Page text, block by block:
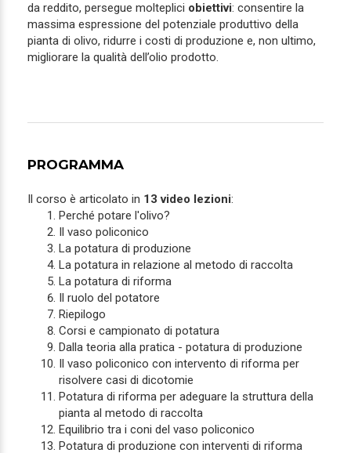
da reddito, persegue molteplici obiettivi: consentire la
massima espressione del potenziale produttivo della
pianta di olivo, ridurre i costi di produzione e, non ultimo,
migliorare la qualità dell’olio prodotto.
PROGRAMMA
Il corso è articolato in 13 video lezioni:
Perché potare l'olivo?
Il vaso policonico
La potatura di produzione
La potatura in relazione al metodo di raccolta
La potatura di riforma
Il ruolo del potatore
Riepilogo
Corsi e campionato di potatura
Dalla teoria alla pratica - potatura di produzione
Il vaso policonico con intervento di riforma per
risolvere casi di dicotomie
Potatura di riforma per adeguare la struttura della
pianta al metodo di raccolta
Equilibrio tra i coni del vaso policonico
Potatura di produzione con interventi di riforma